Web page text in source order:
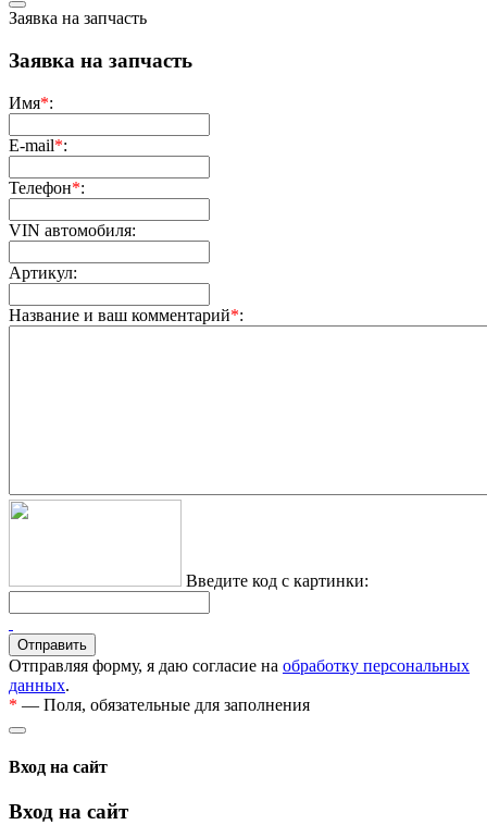
Заявка на запчасть
Заявка на запчасть
Имя*:
E-mail*:
Телефон*:
VIN автомобиля:
Артикул:
Название и ваш комментарий*:
Введите код с картинки:
Отправляя форму, я даю согласие на обработку персональных
данных.
* — Поля, обязательные для заполнения
Вход на сайт
Вход на сайт